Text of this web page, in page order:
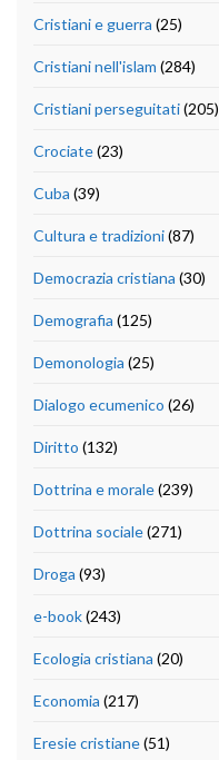
Cristiani e guerra (25)
Cristiani nell'islam (284)
Cristiani perseguitati(205)
Crociate(23)
Cuba (39)
Cultura e tradizioni(87)
Democrazia cristiana (30)
Demografia (125)
Demonologia (25)
Dialogo ecumenico (26)
Diritto (132)
Dottrina e morale(239)
Dottrina sociale(271)
Droga (93)
e-book(243)
Ecologia cristiana (20)
Economia (217)
Eresie cristiane(51)